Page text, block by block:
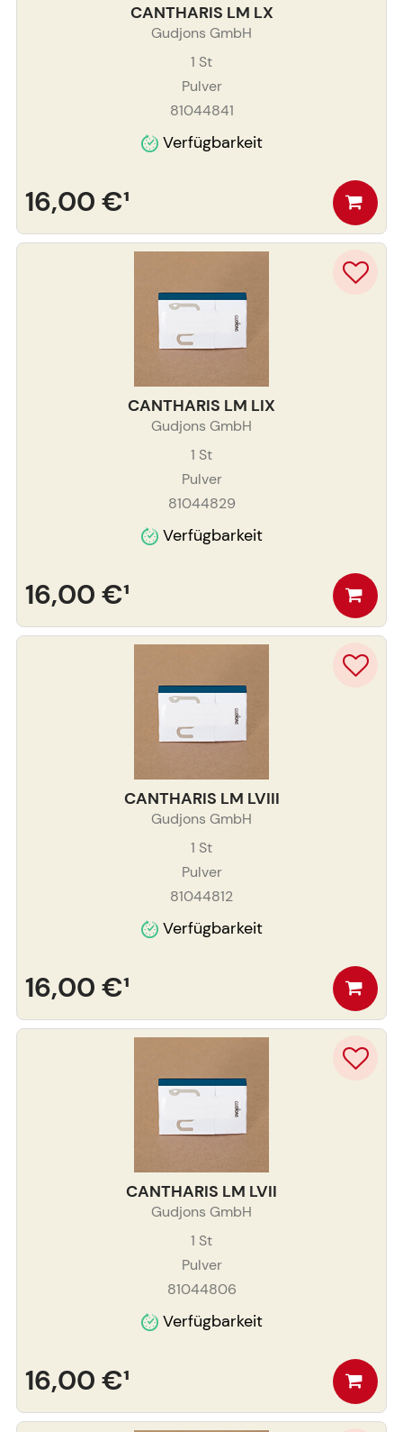
CANTHARIS LM LX
Gudjons GmbH
1 St
Pulver
81044841
Verfügbarkeit
16,00 €¹
CANTHARIS LM LIX
Gudjons GmbH
1 St
Pulver
81044829
Verfügbarkeit
16,00 €¹
CANTHARIS LM LVIII
Gudjons GmbH
1 St
Pulver
81044812
Verfügbarkeit
16,00 €¹
CANTHARIS LM LVII
Gudjons GmbH
1 St
Pulver
81044806
Verfügbarkeit
16,00 €¹